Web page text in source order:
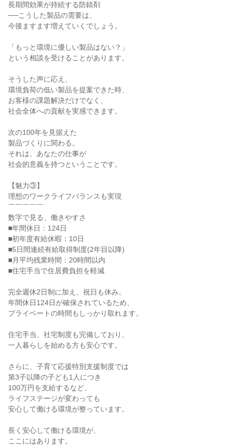
長期間効果が持続する防錆剤
──こうした製品の需要は、
今後ますます増えていくでしょう。
「もっと環境に優しい製品はない？」
という相談を受けることがあります。
そうした声に応え、
環境負荷の低い製品を提案できた時、
お客様の課題解決だけでなく、
社会全体への貢献を実感できます。
次の100年を見据えた
製品づくりに関わる。
それは、あなたの仕事が
社会的意義を持つということです。
【魅力③】
理想のワークライフバランスも実現
￣￣￣￣￣
数字で見る、働きやすさ
■年間休日：124日
■初年度有給休暇：10日
■5日間連続有給取得制度(2年目以降)
■月平均残業時間：20時間以内
■住宅手当で住居費負担を軽減
完全週休2日制に加え、祝日も休み。
年間休日124日が確保されているため、
プライベートの時間もしっかり取れます。
住宅手当、社宅制度も完備しており、
一人暮らしを始める方も安心です。
さらに、子育て応援特別支援制度では
第3子以降の子ども1人につき
100万円を支給するなど、
ライフステージが変わっても
安心して働ける環境が整っています。
長く安心して働ける環境が、
ここにはあります。